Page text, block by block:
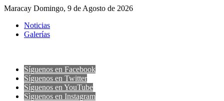
Maracay Domingo, 9 de Agosto de 2026
Noticias
Galerías
Síguenos en Facebook
Síguenos en Twitter
Síguenos en YouTube
Sìguenos en Instagram